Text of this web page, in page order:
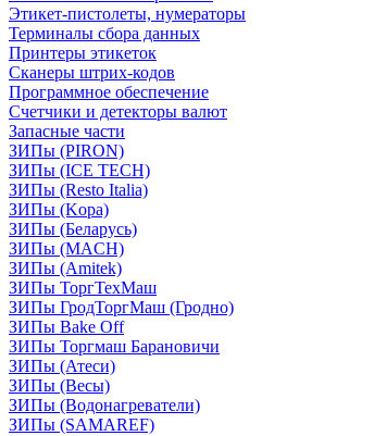
Этикет-пистолеты, нумераторы
Терминалы сбора данных
Принтеры этикеток
Сканеры штрих-кодов
Программное обеспечение
Счетчики и детекторы валют
Запасные части
ЗИПы (PIRON)
ЗИПы (ICE TECH)
ЗИПы (Resto Italia)
ЗИПы (Kopa)
ЗИПы (Беларусь)
ЗИПы (MACH)
ЗИПы (Amitek)
ЗИПы ТоргТехМаш
ЗИПы ГродТоргМаш (Гродно)
ЗИПы Bake Off
ЗИПы Торгмаш Барановичи
ЗИПы (Атеси)
ЗИПы (Весы)
ЗИПы (Водонагреватели)
ЗИПы (SAMAREF)